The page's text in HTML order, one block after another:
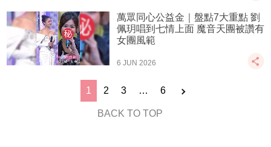
萬眾同心公益金｜盤點7大重點 劉
佩玥唱到七情上面 魔音天團被讚有
女團風範
6 JUN 2026
1 2 3 … 6
BACK TO TOP